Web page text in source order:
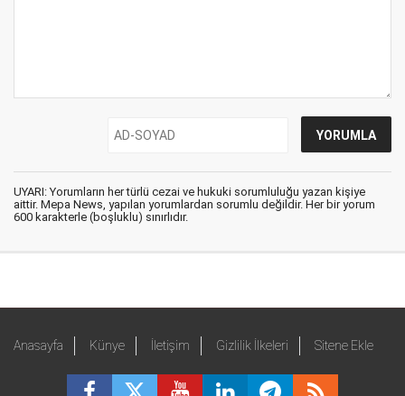
UYARI: Yorumların her türlü cezai ve hukuki sorumluluğu yazan kişiye
aittir. Mepa News, yapılan yorumlardan sorumlu değildir. Her bir yorum
600 karakterle (boşluklu) sınırlıdır.
Anasayfa Künye İletişim Gizlilik İlkeleri Sitene Ekle